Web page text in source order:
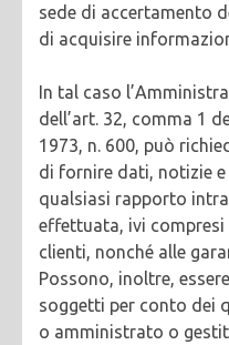
sede di accertamento
di acquisire
In tal caso
dell’art. 32, comma 1
1973, n. 600, può
di fornire dati, notizie
qualsiasi rapporto
effettuata, ivi
clienti, nonché alle
Possono, inoltre,
soggetti per conto dei
o amministrato o